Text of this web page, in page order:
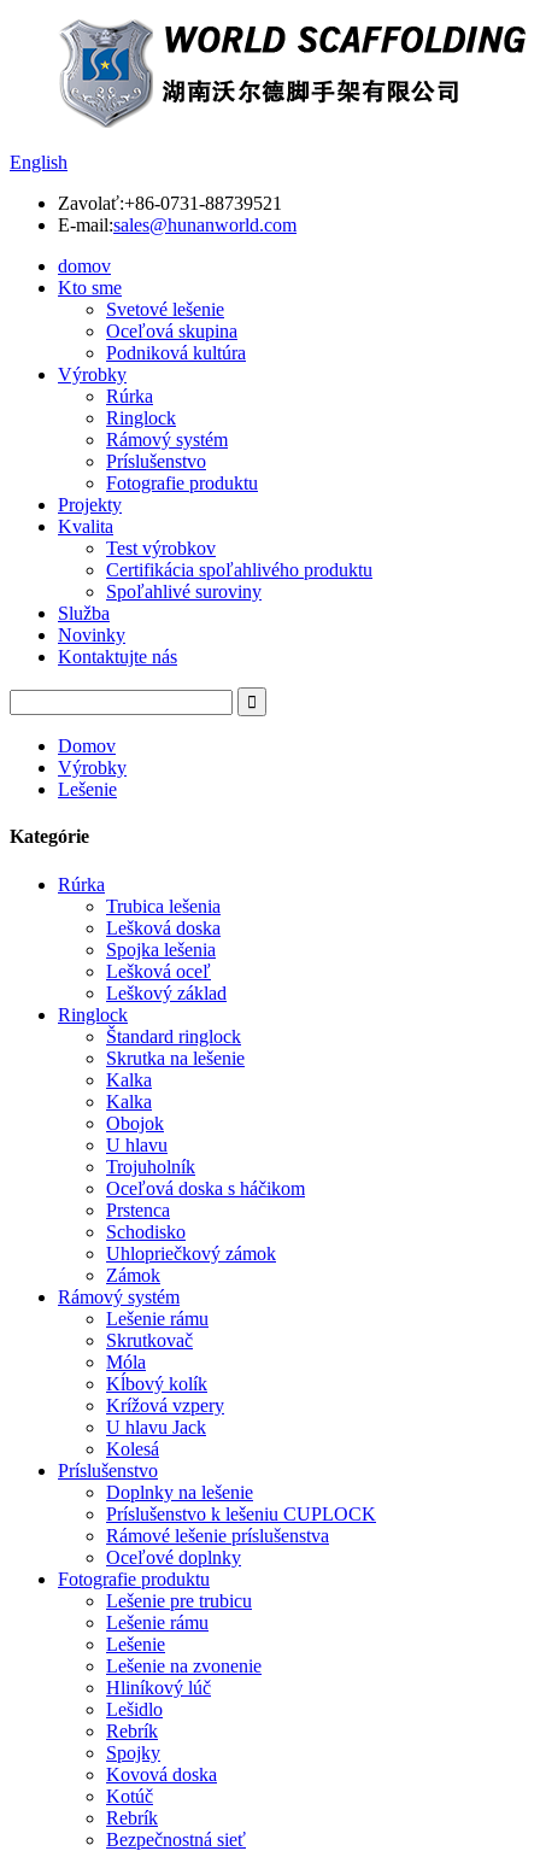
English
Zavolať:+86-0731-88739521
E-mail:sales@hunanworld.com
domov
Kto sme
Svetové lešenie
Oceľová skupina
Podniková kultúra
Výrobky
Rúrka
Ringlock
Rámový systém
Príslušenstvo
Fotografie produktu
Projekty
Kvalita
Test výrobkov
Certifikácia spoľahlivého produktu
Spoľahlivé suroviny
Služba
Novinky
Kontaktujte nás
Domov
Výrobky
Lešenie
Kategórie
Rúrka
Trubica lešenia
Lešková doska
Spojka lešenia
Lešková oceľ
Leškový základ
Ringlock
Štandard ringlock
Skrutka na lešenie
Kalka
Kalka
Obojok
U hlavu
Trojuholník
Oceľová doska s háčikom
Prstenca
Schodisko
Uhlopriečkový zámok
Zámok
Rámový systém
Lešenie rámu
Skrutkovač
Móla
Kĺbový kolík
Krížová vzpery
U hlavu Jack
Kolesá
Príslušenstvo
Doplnky na lešenie
Príslušenstvo k lešeniu CUPLOCK
Rámové lešenie príslušenstva
Oceľové doplnky
Fotografie produktu
Lešenie pre trubicu
Lešenie rámu
Lešenie
Lešenie na zvonenie
Hliníkový lúč
Lešidlo
Rebrík
Spojky
Kovová doska
Kotúč
Rebrík
Bezpečnostná sieť